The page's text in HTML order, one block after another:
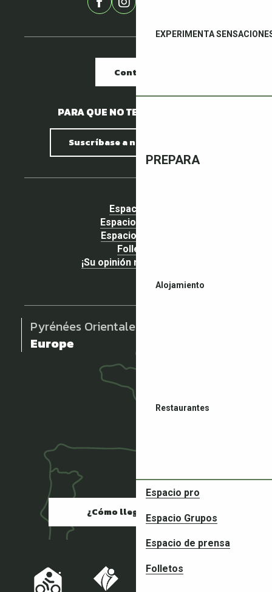
EXPERIMENTA
PREPARA
Alojamiento
Restaurantes
Espacio pro
Espacio Grupos
Espacio de prensa
Folletos
Contacto
PARA QUE NO TE PIERDAS NADA.
Suscríbase a nuestro boletín
Espacio pro
Espacio Grupos
Espacio prensa
Folletos
¡Su opinión nos importa!
Pyrénées Orientales
Europe
¿Cómo llegar?